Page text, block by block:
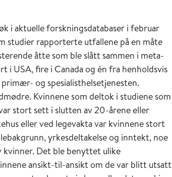
i aktuelle forskningsdatabaser i februar
studier rapporterte utfallene på en måte
åtte som ble slått sammen i meta-
i USA, fire i Canada og én fra henholdsvis
og spesialisthelsetjenesten.
Kvinnene som deltok i studiene som
stort sett i slutten av 20-årene eller
eller ved legevakta var kvinnene stort
yrkesdeltakelse og inntekt, noe
kvinner. Det ble benyttet ulike
ansikt-til-ansikt om de var blitt utsatt